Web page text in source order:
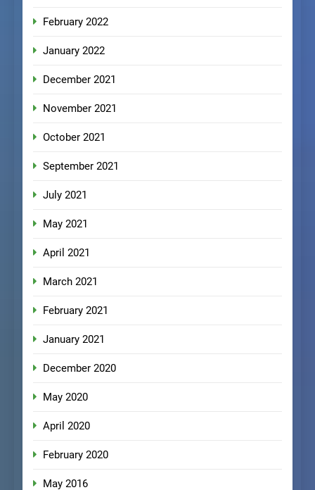
February 2022
January 2022
December 2021
November 2021
October 2021
September 2021
July 2021
May 2021
April 2021
March 2021
February 2021
January 2021
December 2020
May 2020
April 2020
February 2020
May 2016